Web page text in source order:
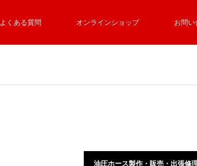
よくある質問 オンラインショップ お問い
油圧ホース製作・販売・出張修